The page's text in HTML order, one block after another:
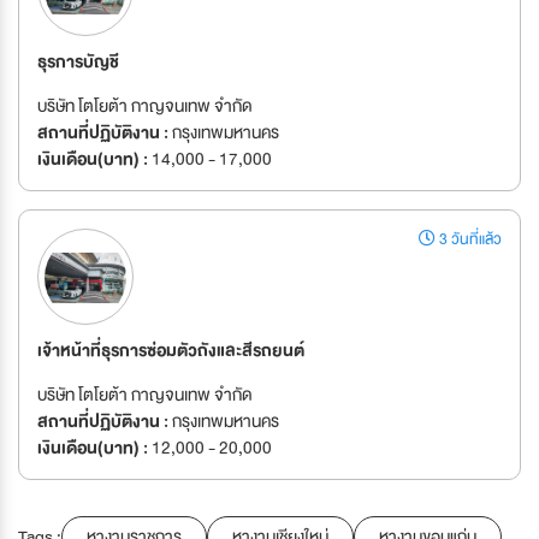
ธุรการบัญชี
บริษัท โตโยต้า กาญจนเทพ จำกัด
สถานที่ปฏิบัติงาน :กรุงเทพมหานคร
เงินเดือน(บาท) : 14,000 - 17,000
3 วันที่แล้ว
เจ้าหน้าที่ธุรการซ่อมตัวถังและสีรถยนต์
บริษัท โตโยต้า กาญจนเทพ จำกัด
สถานที่ปฏิบัติงาน :กรุงเทพมหานคร
เงินเดือน(บาท) : 12,000 - 20,000